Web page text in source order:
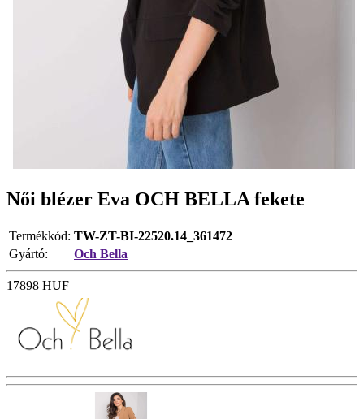
Női blézer Eva OCH BELLA fekete
Termékkód: TW-ZT-BI-22520.14_361472
Gyártó:
Och Bella
17898 HUF